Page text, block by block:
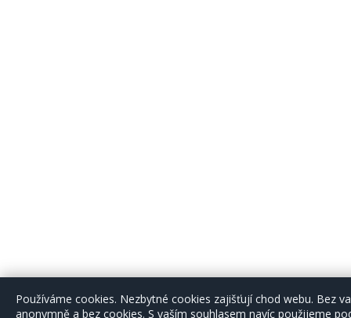
Používáme cookies. Nezbytné cookies zajišťují chod webu. Bez
anonymně a bez cookies. S vaším souhlasem navíc použijeme